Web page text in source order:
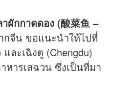
ผักกาดดอง (酸菜鱼 –
กจีน ขอแนะนำให้ไปที่
ละเฉิงตู (Chengdu)
หารเสฉวน ซึ่งเป็นที่มา